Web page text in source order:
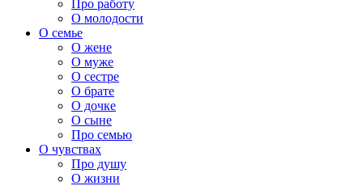
Про работу
О молодости
О семье
О жене
О муже
О сестре
О брате
О дочке
О сыне
Про семью
О чувствах
Про душу
О жизни